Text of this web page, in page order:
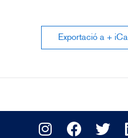
Exportació a +